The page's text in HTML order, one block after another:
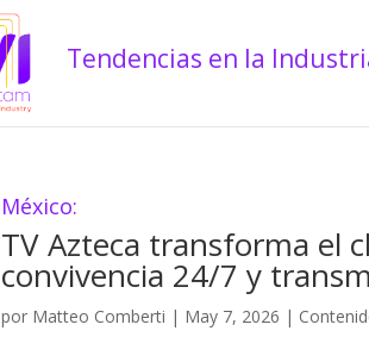
México:
TV Azteca transforma el
convivencia 24/7 y
por Matteo Comberti | May 7, 2026 |